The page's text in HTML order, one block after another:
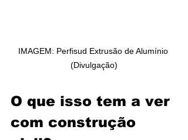
IMAGEM: Perfisud Extrusão de Alumínio
(Divulgação)
O que isso tem a ver
com construção